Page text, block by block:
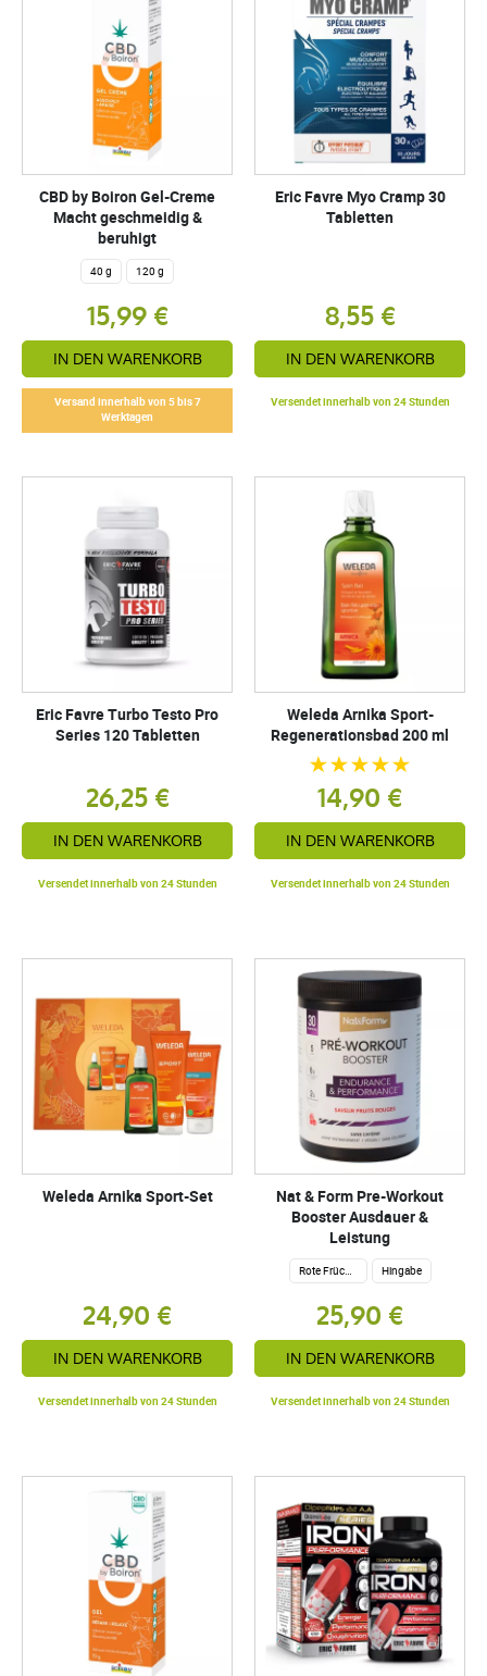
CBD by Boiron Gel-Creme
Macht geschmeidig &
beruhigt
40 g 120 g
15,99 €
IN DEN WARENKORB
Versand innerhalb von 5 bis 7
Werktagen
Eric Favre Myo Cramp 30
Tabletten
8,55 €
IN DEN WARENKORB
Versendet innerhalb von 24 Stunden
Eric Favre Turbo Testo Pro
Series 120 Tabletten
26,25 €
IN DEN WARENKORB
Versendet innerhalb von 24 Stunden
Weleda Arnika Sport-
Regenerationsbad 200 ml
14,90 €
IN DEN WARENKORB
Versendet innerhalb von 24 Stunden
Weleda Arnika Sport-Set
24,90 €
IN DEN WARENKORB
Versendet innerhalb von 24 Stunden
Nat & Form Pre-Workout
Booster Ausdauer &
Leistung
Rote Früchte Hingabe
25,90 €
IN DEN WARENKORB
Versendet innerhalb von 24 Stunden